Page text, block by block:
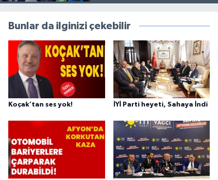
Bunlar da ilginizi çekebilir
Koçak’tan ses yok! İYİ Parti heyeti, Sahaya İndi